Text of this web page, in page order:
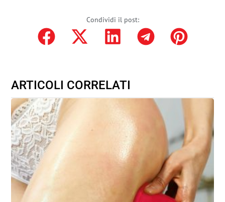
Condividi il post:
ARTICOLI CORRELATI